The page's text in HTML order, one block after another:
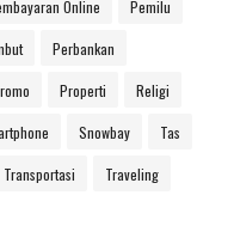
Online Pemilu
Perbankan
Properti Religi
Snowbay Tas
Transportasi Traveling